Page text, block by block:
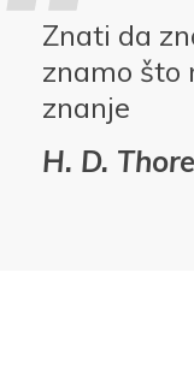
Znati da
znamo što
znanje
H. D.